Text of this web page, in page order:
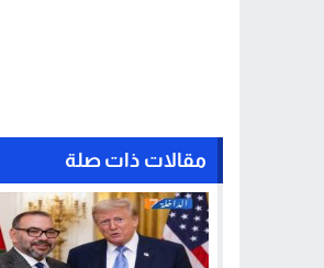
مقالات ذات صلة